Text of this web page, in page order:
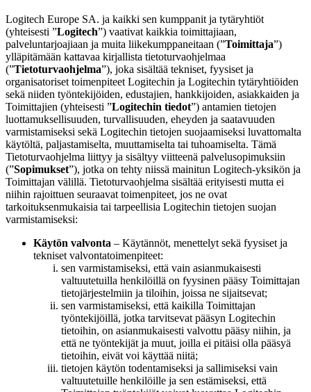
Logitech Europe SA. ja kaikki sen kumppanit ja tytäryhtiöt
(yhteisesti ”Logitech”) vaativat kaikkia toimittajiaan,
palveluntarjoajiaan ja muita liikekumppaneitaan (”Toimittaja”)
ylläpitämään kattavaa kirjallista tietoturvaohjelmaa
(”Tietoturvaohjelma”), joka sisältää tekniset, fyysiset ja
organisatoriset toimenpiteet Logitechin ja Logitechin tytäryhtiöiden
sekä niiden työntekijöiden, edustajien, hankkijoiden, asiakkaiden ja
Toimittajien (yhteisesti ”Logitechin tiedot”) antamien tietojen
luottamuksellisuuden, turvallisuuden, eheyden ja saatavuuden
varmistamiseksi sekä Logitechin tietojen suojaamiseksi luvattomalta
käytöltä, paljastamiselta, muuttamiselta tai tuhoamiselta. Tämä
Tietoturvaohjelma liittyy ja sisältyy viitteenä palvelusopimuksiin
(”Sopimukset”), jotka on tehty niissä mainitun Logitech-yksikön ja
Toimittajan välillä. Tietoturvaohjelma sisältää erityisesti mutta ei
niihin rajoittuen seuraavat toimenpiteet, jos ne ovat
tarkoituksenmukaisia tai tarpeellisia Logitechin tietojen suojan
varmistamiseksi:
Käytön valvonta – Käytännöt, menettelyt sekä fyysiset ja
tekniset valvontatoimenpiteet:
sen varmistamiseksi, että vain asianmukaisesti
valtuutetuilla henkilöillä on fyysinen pääsy Toimittajan
tietojärjestelmiin ja tiloihin, joissa ne sijaitsevat;
sen varmistamiseksi, että kaikilla Toimittajan
työntekijöillä, jotka tarvitsevat pääsyn Logitechin
tietoihin, on asianmukaisesti valvottu pääsy niihin, ja
että ne työntekijät ja muut, joilla ei pitäisi olla pääsyä
tietoihin, eivät voi käyttää niitä;
tietojen käytön todentamiseksi ja sallimiseksi vain
valtuutetuille henkilöille ja sen estämiseksi, että